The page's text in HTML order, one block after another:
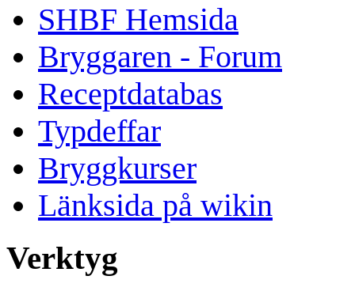
SHBF Hemsida
Bryggaren - Forum
Receptdatabas
Typdeffar
Bryggkurser
Länksida på wikin
Verktyg